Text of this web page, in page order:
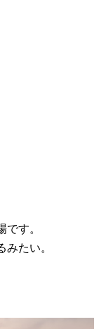
です。
たい。